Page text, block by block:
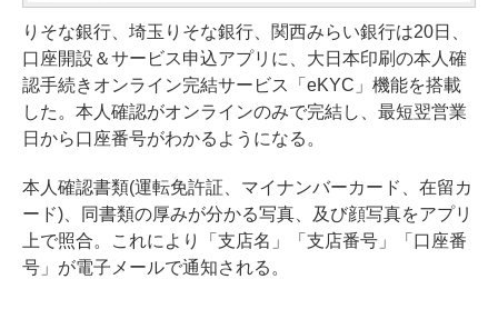
りそな銀行、埼玉りそな銀行、関西みらい銀行は20日、
口座開設＆サービス申込アプリに、大日本印刷の本人確
認手続きオンライン完結サービス「eKYC」機能を搭載
した。本人確認がオンラインのみで完結し、最短翌営業
日から口座番号がわかるようになる。
本人確認書類(運転免許証、マイナンバーカード、在留カ
ード)、同書類の厚みが分かる写真、及び顔写真をアプリ
上で照合。これにより「支店名」「支店番号」「口座番
号」が電子メールで通知される。